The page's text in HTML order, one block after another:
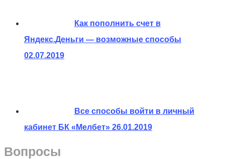
Как пополнить счет в
Яндекс.Деньги — возможные способы
02.07.2019
Все способы войти в личный
кабинет БК «Мелбет» 26.01.2019
Вопросы